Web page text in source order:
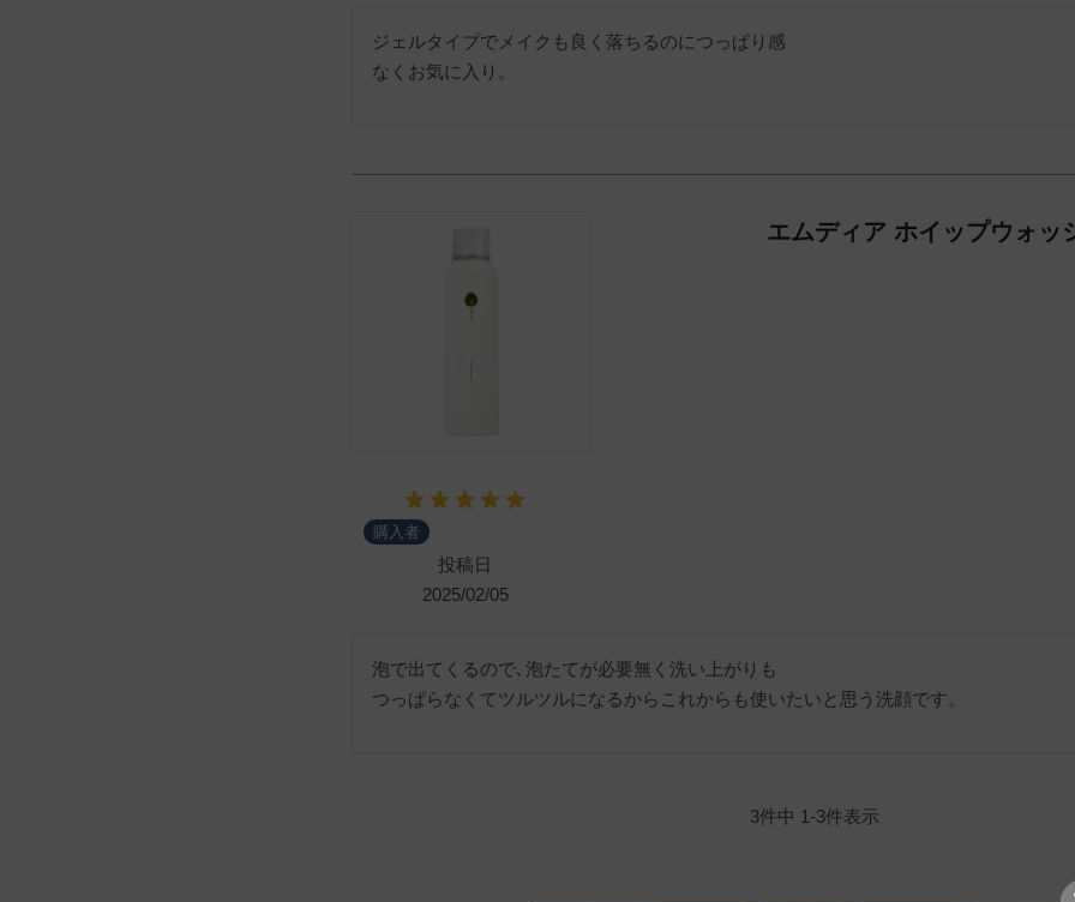
ジェルタイプでメイクも良く落ちるのにつっぱり感
なくお気に入り。
エムディア ホイップウォッ
購入者
投稿日
2025/02/05
泡で出てくるので､泡たてが必要無く洗い上がりも
つっぱらなくてツルツルになるからこれからも使いたいと思う洗顔です。
3件中 1-3件表示